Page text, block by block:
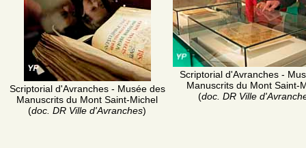
Scriptorial d'Avranches - Musée des
Manuscrits du Mont Saint-Michel
(doc. DR Ville d'Avranches)
Scriptorial d'Avranches -
Manuscrits du Mont Saint-
(doc. DR Ville